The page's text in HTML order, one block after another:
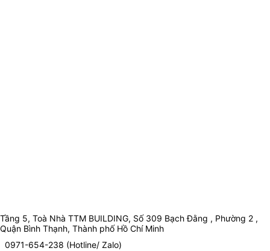
Tầng 5, Toà Nhà TTM BUILDING, Số 309 Bạch Đằng , Phường 2 ,
Quận Bình Thạnh, Thành phố Hồ Chí Minh
0971-654-238 (Hotline/ Zalo)